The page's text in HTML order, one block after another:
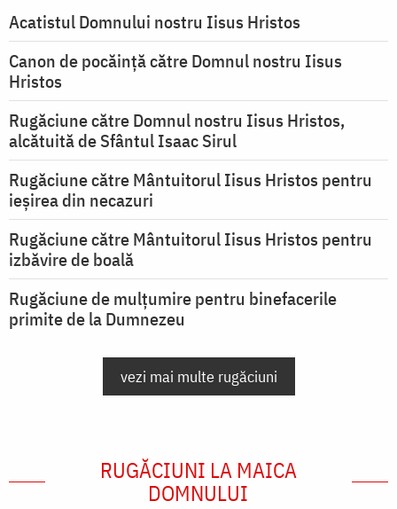
Acatistul Domnului nostru Iisus Hristos
Canon de pocăință către Domnul nostru Iisus
Hristos
Rugăciune către Domnul nostru Iisus Hristos,
alcătuită de Sfântul Isaac Sirul
Rugăciune către Mântuitorul Iisus Hristos pentru
ieşirea din necazuri
Rugăciune către Mântuitorul Iisus Hristos pentru
izbăvire de boală
Rugăciune de mulțumire pentru binefacerile
primite de la Dumnezeu
vezi mai multe rugăciuni
RUGĂCIUNI LA MAICA
DOMNULUI